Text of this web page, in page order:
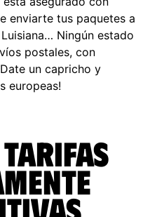
enviarte tus paquetes a
Ningún estado
postales, con
un capricho y
europeas!
tarifas